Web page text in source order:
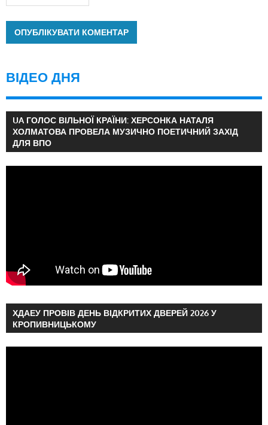
ВІДЕО ДНЯ
UA ГОЛОС ВІЛЬНОЇ КРАЇНИ: ХЕРСОНКА НАТАЛЯ
ХОЛМАТОВА ПРОВЕЛА МУЗИЧНО ПОЕТИЧНИЙ ЗАХІД
ДЛЯ ВПО
ХДАЕУ ПРОВІВ ДЕНЬ ВІДКРИТИХ ДВЕРЕЙ 2026 У
КРОПИВНИЦЬКОМУ